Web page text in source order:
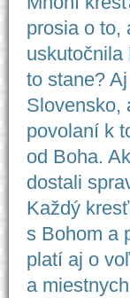
prosia o to,
uskutočnila
to stane?
Slovensko,
povolaní k
od Boha.
dostali
Každý
s Bohom a
platí aj o
a